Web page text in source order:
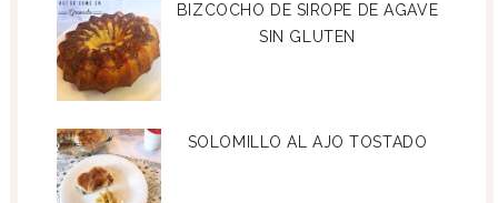
BIZCOCHO DE SIROPE DE AGAVE
SIN GLUTEN
SOLOMILLO AL AJO TOSTADO